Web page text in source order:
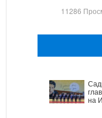
11286
на